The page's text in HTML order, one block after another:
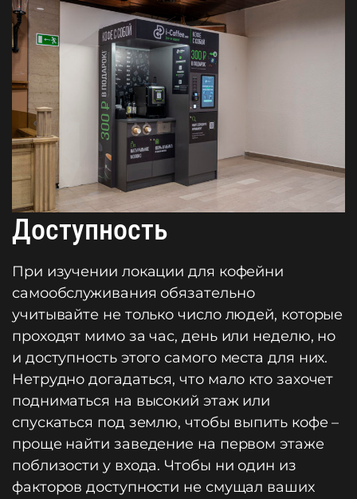
Доступность
При изучении локации для кофейни
самообслуживания обязательно
учитывайте не только число людей, которые
проходят мимо за час, день или неделю, но
и доступность этого самого места для них.
Нетрудно догадаться, что мало кто захочет
подниматься на высокий этаж или
спускаться под землю, чтобы выпить кофе –
проще найти заведение на первом этаже
поблизости у входа. Чтобы ни один из
факторов доступности не смущал ваших